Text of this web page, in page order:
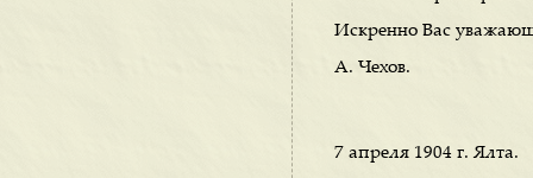
Искренно Вас
А. Чехов.
7 апреля 1904 г. Ялта.